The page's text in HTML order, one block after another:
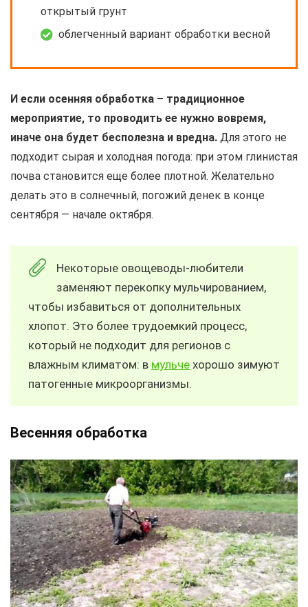
открытый грунт
облегченный вариант обработки весной
И если осенняя обработка – традиционное
мероприятие, то проводить ее нужно вовремя,
иначе она будет бесполезна и вредна. Для этого не
подходит сырая и холодная погода: при этом глинистая
почва становится еще более плотной. Желательно
делать это в солнечный, погожий денек в конце
сентября — начале октября.
Некоторые овощеводы-любители
заменяют перекопку мульчированием,
чтобы избавиться от дополнительных
хлопот. Это более трудоемкий процесс,
который не подходит для регионов с
влажным климатом: в мульче хорошо зимуют
патогенные микроорганизмы.
Весенняя обработка